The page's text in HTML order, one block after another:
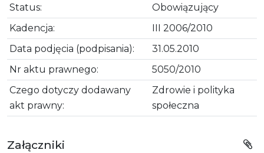
Status:
Obowiązujący
Kadencja:
III 2006/2010
Data podjęcia (podpisania):
31.05.2010
Nr aktu prawnego:
5050/2010
Czego dotyczy dodawany
akt prawny:
Zdrowie i polityka
społeczna
Załączniki